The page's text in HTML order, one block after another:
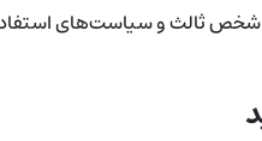
ثالث و سیاست‌های استفاده